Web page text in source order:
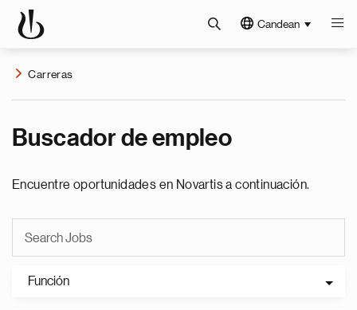
Candean
Carreras
Buscador de empleo
Encuentre oportunidades en Novartis a continuación.
Función